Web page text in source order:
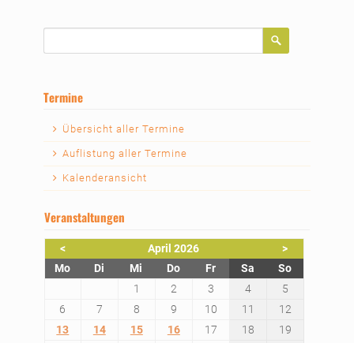
Termine
Navigation
überspringen
Übersicht aller Termine
Auflistung aller Termine
Kalenderansicht
Veranstaltungen
< April 2026
>
Montag Dienstag
Mi ttwoch
Donnerstag
Freitag SamstagSonntag
1
2 3 4
5
6
7 8 9 10 11
12
13
14 15 16 17 18
19